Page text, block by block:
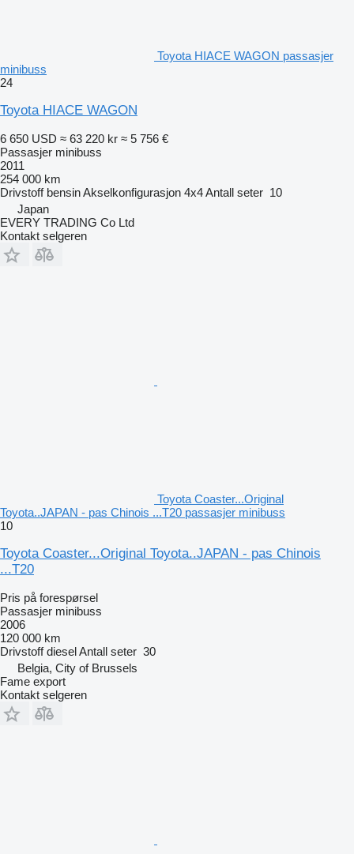
Toyota HIACE WAGON passasjer
minibuss
24
Toyota HIACE WAGON
6 650 USD ≈ 63 220 kr ≈ 5 756 €
Passasjer minibuss
2011
254 000 km
Drivstoff bensinAkselkonfigurasjon 4x4Antall seter 10
Japan
EVERY TRADING Co Ltd
Kontakt selgeren
Toyota Coaster...Original
Toyota..JAPAN - pas Chinois ...T20 passasjer minibuss
10
Toyota Coaster...Original Toyota..JAPAN - pas Chinois
...T20
Pris på forespørsel
Passasjer minibuss
2006
120 000 km
Drivstoff dieselAntall seter 30
Belgia, City of Brussels
Fame export
Kontakt selgeren